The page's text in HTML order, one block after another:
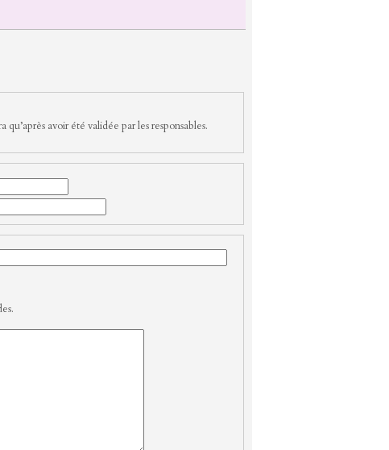
avoir été validée par les responsables.